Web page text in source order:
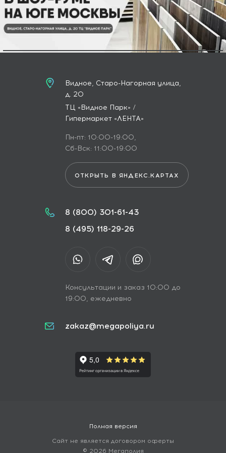
Видное, Старо-Нагорная улица,
д. 20
ТЦ «Видное Парк» /
Гипермаркет «ЛЕНТА»
Пн-пт: 10:00-19:00,
Сб-Вск: 11:00-19:00
ОТКРЫТЬ В ЯНДЕКС.КАРТАХ
8 (800) 301-61-43
8 (495) 118-29-26
Консультации и заказ 10:00 до
19:00, ежедневно
zakaz@megapoliya.ru
Полная версия
Сайт не является договором оферты
© 2026 Мегаполия